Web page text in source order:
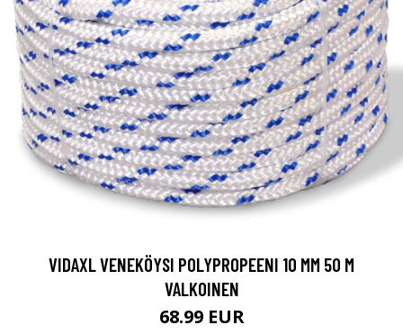
VIDAXL VENEKÖYSI POLYPROPEENI 10 MM 50 M
VALKOINEN
68.99 EUR